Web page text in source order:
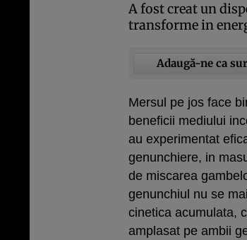
A fost creat un
transforme in
Adaugă-ne ca
Mersul pe jos face
beneficii mediului
au experimentat
genunchiere, in
de miscarea
genunchiul nu se
cinetica acumulata,
amplasat pe ambii